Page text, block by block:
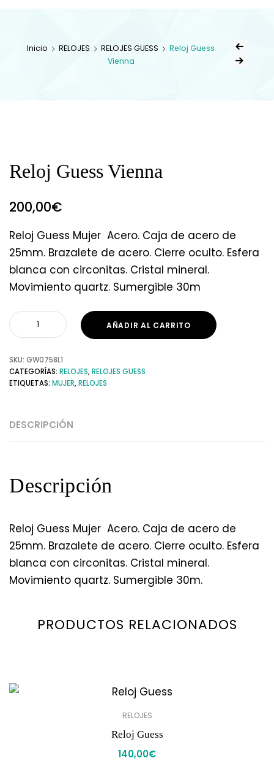
Inicio RELOJES RELOJES GUESS
Reloj Guess
Vienna
Reloj Guess Vienna
200,00€
Reloj Guess Mujer Acero. Caja de acero de
25mm. Brazalete de acero. Cierre oculto. Esfera
blanca con circonitas. Cristal mineral.
Movimiento quartz. Sumergible 30m
AÑADIR AL CARRITO
SKU: GW0758L1
CATEGORÍAS: RELOJES,RELOJES GUESS
ETIQUETAS: MUJER,RELOJES
DESCRIPCIÓN
Descripción
Reloj Guess Mujer Acero. Caja de acero de
25mm. Brazalete de acero. Cierre oculto. Esfera
blanca con circonitas. Cristal mineral.
Movimiento quartz. Sumergible 30m.
PRODUCTOS RELACIONADOS
RELOJES
Reloj Guess
140,00€